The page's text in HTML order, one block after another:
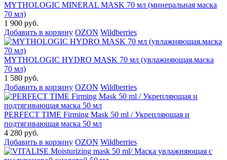
MYTHOLOGIC MINERAL MASK 70 мл (минеральная маска
70 мл)
1 900 руб.
Добавить в корзину OZON Wildberries
MYTHOLOGIC HYDRO MASK 70 мл (увлажняющая.маска
70 мл)
1 580 руб.
Добавить в корзину OZON Wildberries
PERFECT TIME Firming Mask 50 ml / Укрепляющая и
подтягивающая маска 50 мл
4 280 руб.
Добавить в корзину OZON Wildberries